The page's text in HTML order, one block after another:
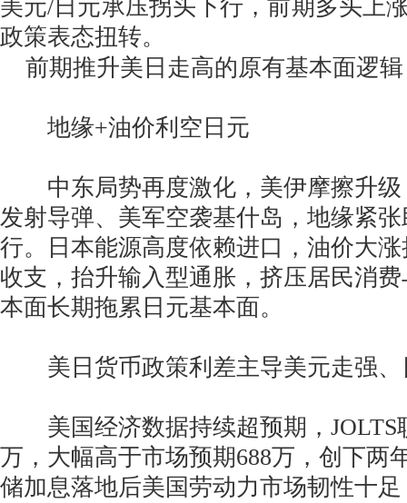
美元/日元承压拐头下行，前期多头上
政策表态扭转。
前期推升美日走高的原有基本面逻辑
地缘+油价利空日元
中东局势再度激化，美伊摩擦升级
发射导弹、美军空袭基什岛，地缘紧
行。日本能源高度依赖进口，油价大
收支，抬升输入型通胀，挤压居民消
本面长期拖累日元基本面。
美日货币政策利差主导美元走强、
美国经济数据持续超预期，JOLTS
万，大幅高于市场预期688万，创下两
储加息落地后美国劳动力市场韧性十